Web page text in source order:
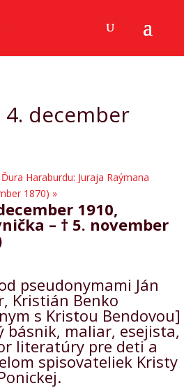
december
Haraburdu: Juraja Raýmana
1870) »
1910,
– † 5. november
pseudonymami Ján
Kristián Benko
s Kristou Bendovou]
básnik, maliar, esejista,
literatúry pre deti a
spisovateliek Kristy